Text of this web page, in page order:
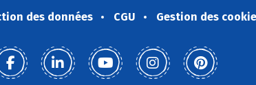
des données CGU Gestion des